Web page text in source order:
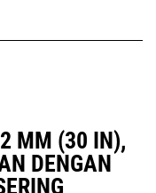
MM (30 IN),
DENGAN